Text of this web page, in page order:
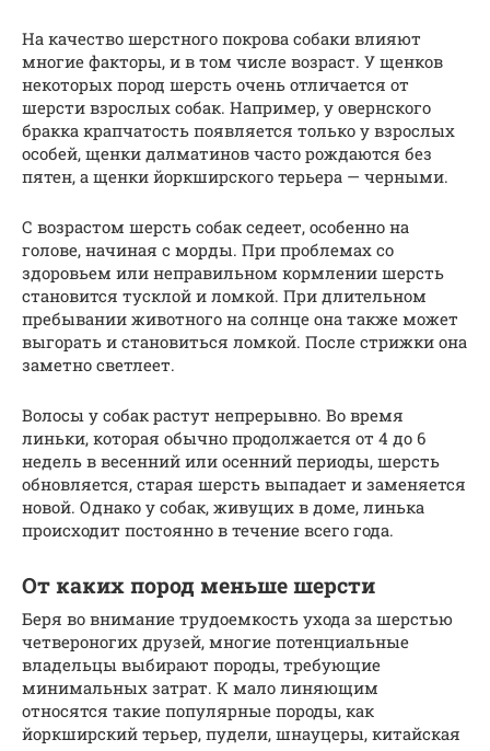
На качество шерстного покрова собаки влияют
многие факторы, и в том числе возраст. У щенков
некоторых пород шерсть очень отличается от
шерсти взрослых собак. Например, у овернского
бракка крапчатость появляется только у взрослых
особей, щенки далматинов часто рождаются без
пятен, а щенки йоркширского терьера — черными.
С возрастом шерсть собак седеет, особенно на
голове, начиная с морды. При проблемах со
здоровьем или неправильном кормлении шерсть
становится тусклой и ломкой. При длительном
пребывании животного на солнце она также может
выгорать и становиться ломкой. После стрижки она
заметно светлеет.
Волосы у собак растут непрерывно. Во время
линьки, которая обычно продолжается от 4 до 6
недель в весенний или осенний периоды, шерсть
обновляется, старая шерсть выпадает и заменяется
новой. Однако у собак, живущих в доме, линька
происходит постоянно в течение всего года.
От каких пород меньше шерсти
Беря во внимание трудоемкость ухода за шерстью
четвероногих друзей, многие потенциальные
владельцы выбирают породы, требующие
минимальных затрат. К мало линяющим
относятся такие популярные породы, как
йоркширский терьер, пудели, шнауцеры, китайская